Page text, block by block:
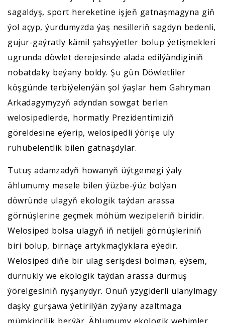
sagaldyş, sport hereketine işjeň gatnaşmagyna giň
ýol açyp, ýurdumyzda ýaş nesilleriň sagdyn bedenli,
gujur-gaýratly kämil şahsyýetler bolup ýetişmekleri
ugrunda döwlet derejesinde alada edilýändiginiň
nobatdaky beýany boldy. Şu gün Döwletliler
köşgünde terbiýelenýän şol ýaşlar hem Gahryman
Arkadagymyzyň adyndan sowgat berlen
welosipedlerde, hormatly Prezidentimiziň
göreldesine eýerip, welosipedli ýörişe uly
ruhubelentlik bilen gatnaşdylar.
Tutuş adamzadyň howanyň üýtgemegi ýaly
ählumumy mesele bilen ýüzbe-ýüz bolýan
döwründe ulagyň ekologik taýdan arassa
görnüşlerine geçmek möhüm wezipeleriň biridir.
Welosiped bolsa ulagyň iň netijeli görnüşleriniň
biri bolup, birnäçe artykmaçlyklara eýedir.
Welosiped diňe bir ulag serişdesi bolman, eýsem,
durnukly we ekologik taýdan arassa durmuş
ýörelgesiniň nyşanydyr. Onuň yzygiderli ulanylmagy
daşky gurşawa ýetirilýän zyýany azaltmaga